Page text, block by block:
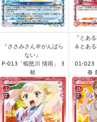
『ささみさん＠がんばら
ない』
P-013「蝦怒川 情雨」 3
枚
『とあ
＆とあ
01-023
春